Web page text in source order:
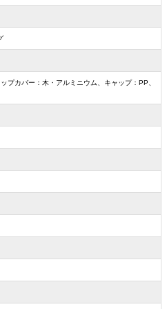
プカバー：木・アルミニウム、キャップ：PP、